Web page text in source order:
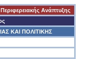
Ανάπτυξης
ΚΑΙ ΠΟΛΙΤΙΚΗΣ